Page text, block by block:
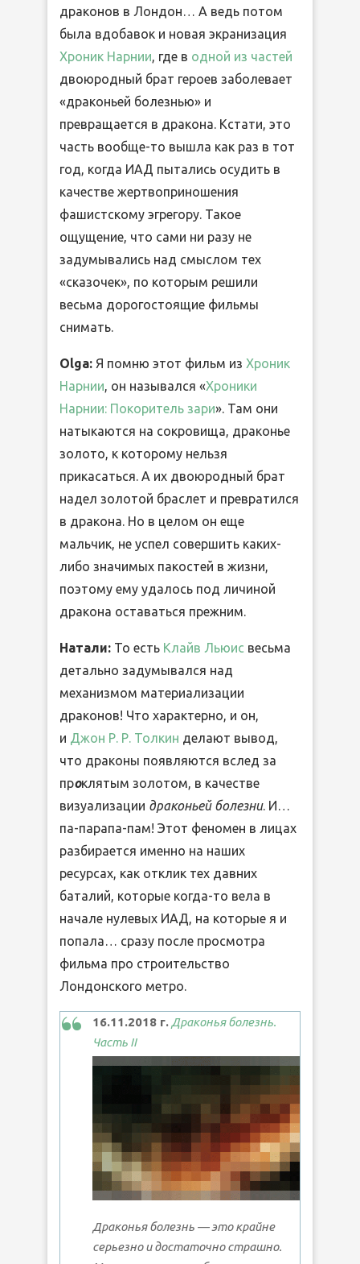
драконов в Лондон… А ведь потом
была вдобавок и новая экранизация
Хроник Нарнии, где в одной из частей
двоюродный брат героев заболевает
«драконьей болезнью» и
превращается в дракона. Кстати, это
часть вообще-то вышла как раз в тот
год, когда ИАД пытались осудить в
качестве жертвоприношения
фашистскому эгрегору. Такое
ощущение, что сами ни разу не
задумывались над смыслом тех
«сказочек», по которым решили
весьма дорогостоящие фильмы
снимать.
Olga: Я помню этот фильм из Хроник
Нарнии, он назывался «Хроники
Нарнии: Покоритель зари». Там они
натыкаются на сокровища, драконье
золото, к которому нельзя
прикасаться. А их двоюродный брат
надел золотой браслет и превратился
в дракона. Но в целом он еще
мальчик, не успел совершить каких-
либо значимых пакостей в жизни,
поэтому ему удалось под личиной
дракона оставаться прежним.
Натали: То есть Клайв Льюис весьма
детально задумывался над
механизмом материализации
драконов! Что характерно, и он,
и Джон Р. Р. Толкин делают вывод,
что драконы появляются вслед за
проклятым золотом, в качестве
визуализации драконьей болезни. И…
па-парапа-пам! Этот феномен в лицах
разбирается именно на наших
ресурсах, как отклик тех давних
баталий, которые когда-то вела в
начале нулевых ИАД, на которые я и
попала… сразу после просмотра
фильма про строительство
Лондонского метро.
16.11.2018 г. Драконья болезнь.
Часть II
Драконья болезнь — это крайне
серьезно и достаточно страшно.